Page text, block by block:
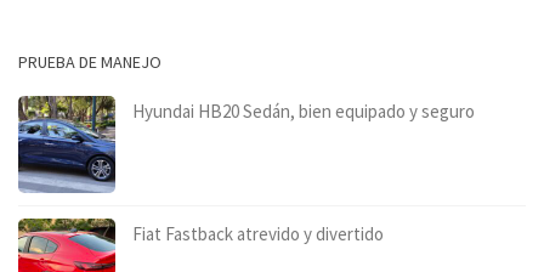
PRUEBA DE MANEJO
Hyundai HB20 Sedán, bien equipado y seguro
Fiat Fastback atrevido y divertido